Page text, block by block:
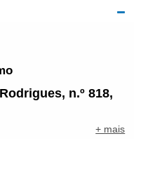
«um país,
n.º 818,
+ mais